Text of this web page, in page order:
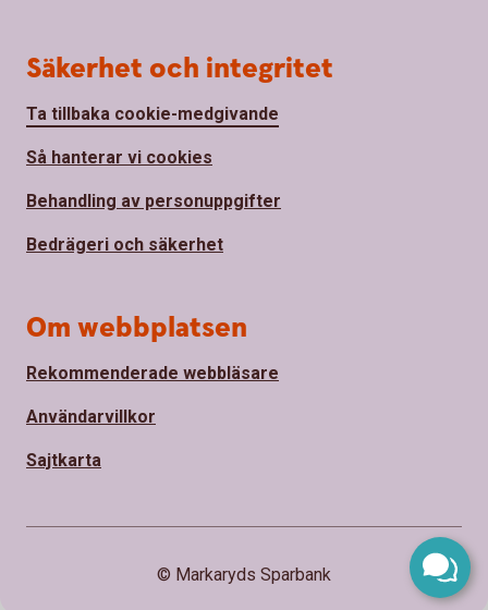
Säkerhet och integritet
Ta tillbaka cookie-medgivande
Så hanterar vi cookies
Behandling av personuppgifter
Bedrägeri och säkerhet
Om webbplatsen
Rekommenderade webbläsare
Användarvillkor
Sajtkarta
© Markaryds Sparbank